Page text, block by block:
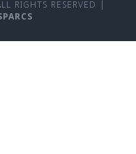
RIGHTS RESERVED